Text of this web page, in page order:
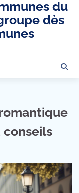
du
dès
conseils